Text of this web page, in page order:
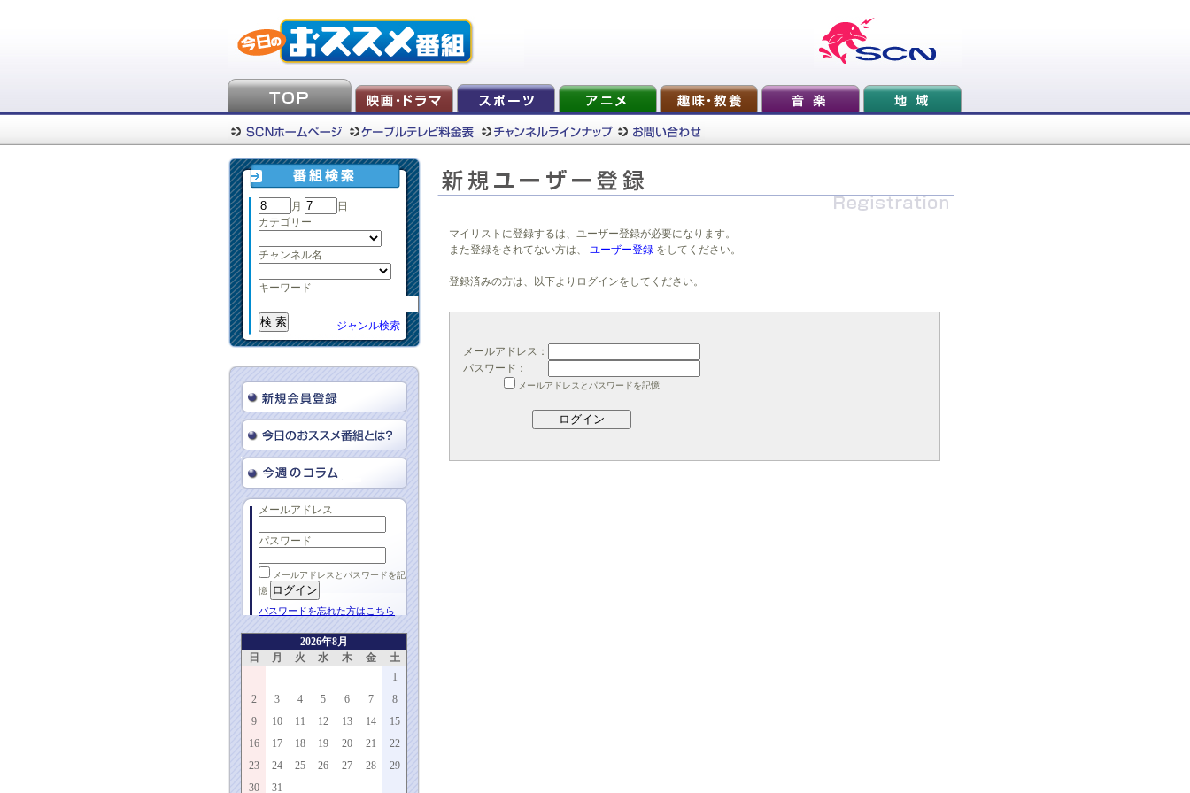
月
日
カテゴリー
チャンネル名
キーワード
ジャンル検索
メールアドレス
パスワード
メールアドレスとパスワードを記
憶
パスワードを忘れた方はこちら
2026年8月
日
月 火 水 木 金
土
1
2
3 4 5 6 7
8
9
10 11 12 13 14
15
16
17 18 19 20 21
22
23
24 25 26 27 28
29
30
31
マイリストに登録するは、ユーザー登録が必要になります。
また登録をされてない方は、
ユーザー登録 をしてください。
登録済みの方は、以下よりログインをしてください。
メールアドレス：
パスワード：
メールアドレスとパスワードを記憶